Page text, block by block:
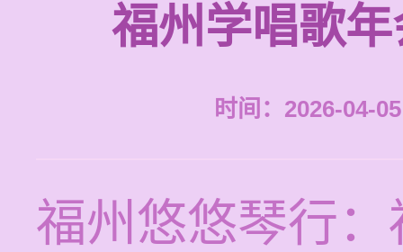
福州学唱歌
时间：2026-04-
福州悠悠琴行